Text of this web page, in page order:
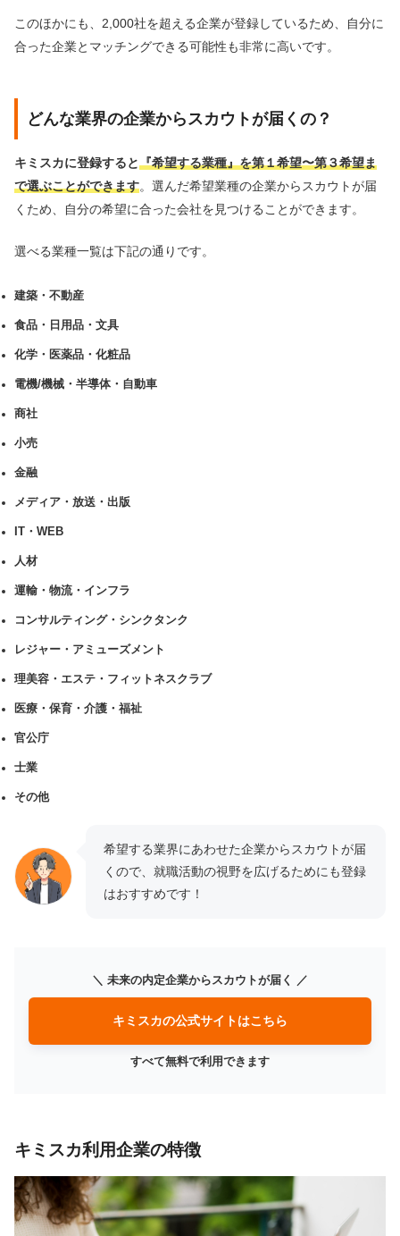
このほかにも、2,000社を超える企業が登録しているため、自分に
合った企業とマッチングできる可能性も非常に高いです。
どんな業界の企業からスカウトが届くの？
キミスカに登録すると『希望する業種』を第１希望〜第３希望ま
で選ぶことができます。選んだ希望業種の企業からスカウトが届
くため、自分の希望に合った会社を見つけることができます。
選べる業種一覧は下記の通りです。
建築・不動産
食品・日用品・文具
化学・医薬品・化粧品
電機/機械・半導体・自動車
商社
小売
金融
メディア・放送・出版
IT・WEB
人材
運輸・物流・インフラ
コンサルティング・シンクタンク
レジャー・アミューズメント
理美容・エステ・フィットネスクラブ
医療・保育・介護・福祉
官公庁
士業
その他
希望する業界にあわせた企業からスカウトが届
くので、就職活動の視野を広げるためにも登録
はおすすめです！
＼ 未来の内定企業からスカウトが届く ／
キミスカの公式サイトはこちら
すべて無料で利用できます
キミスカ利用企業の特徴